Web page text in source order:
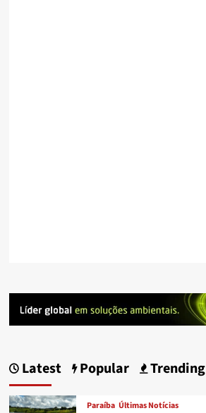
Latest Popular Trending
Paraíba Últimas Notícias